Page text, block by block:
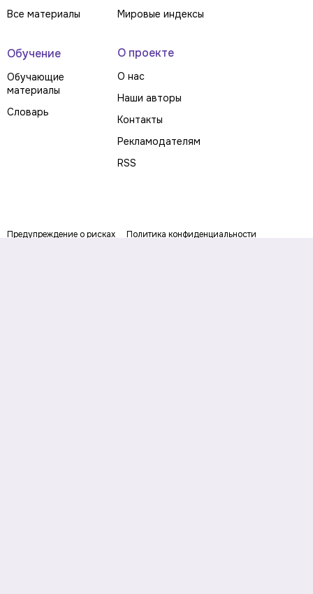
Все материалы
Мировые индексы
Обучение
Обучающие
материалы
Словарь
О проекте
О нас
Наши авторы
Контакты
Рекламодателям
RSS
Предупреждение о рисках
Политика конфиденциальности